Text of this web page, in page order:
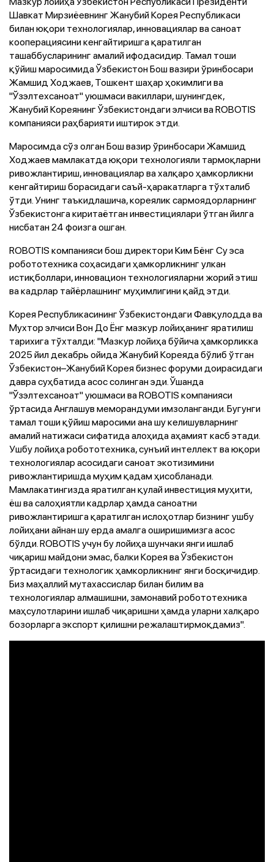
Шавкат Мирзиёевнинг Жанубий Корея Республикаси
билан юқори технологиялар, инновациялар ва саноат
кооперациясини кенгайтиришга қаратилган
ташаббусларининг амалий ифодасидир. Тамал тоши
қўйиш маросимида Ўзбекистон Бош вазири ўринбосари
Жамшид Ходжаев, Тошкент шаҳар ҳокимлиги ва
"Ўзэлтехсаноат" уюшмаси вакиллари, шунингдек,
Жанубий Кореянинг Ўзбекистондаги элчиси ва ROBOTIS
компанияси раҳбарияти иштирок этди.
Маросимда сўз олган Бош вазир ўринбосари Жамшид
Ходжаев мамлакатда юқори технологияли тармоқларни
ривожлантириш, инновациялар ва халқаро ҳамкорликни
кенгайтириш борасидаги саъй-ҳаракатларга тўхталиб
ўтди. Унинг таъкидлашича, кореялик сармоядорларнинг
Ўзбекистонга киритаётган инвестициялари ўтган йилга
нисбатан 24 фоизга ошган.
ROBOTIS компанияси бош директори Ким Бёнг Су эса
робототехника соҳасидаги ҳамкорликнинг улкан
истиқболлари, инновацион технологияларни жорий этиш
ва кадрлар тайёрлашнинг муҳимлигини қайд этди.
Корея Республикасининг Ўзбекистондаги Фавқулодда ва
Мухтор элчиси Вон До Ёнг мазкур лойиҳанинг яратилиш
тарихига тўхталди: "Мазкур лойиҳа бўйича ҳамкорликка
2025 йил декабрь ойида Жанубий Кореяда бўлиб ўтган
Ўзбекистон–Жанубий Корея бизнес форуми доирасидаги
давра суҳбатида асос солинган эди. Ўшанда
"Ўзэлтехсаноат" уюшмаси ва ROBOTIS компанияси
ўртасида Англашув меморандуми имзоланганди. Бугунги
тамал тоши қўйиш маросими ана шу келишувларнинг
амалий натижаси сифатида алоҳида аҳамият касб этади.
Ушбу лойиҳа робототехника, сунъий интеллект ва юқори
технологиялар асосидаги саноат экотизимини
ривожлантиришда муҳим қадам ҳисобланади.
Мамлакатингизда яратилган қулай инвестиция муҳити,
ёш ва салоҳиятли кадрлар ҳамда саноатни
ривожлантиришга қаратилган ислоҳотлар бизнинг ушбу
лойиҳани айнан шу ерда амалга оширишимизга асос
бўлди. ROBOTIS учун бу лойиҳа шунчаки янги ишлаб
чиқариш майдони эмас, балки Корея ва Ўзбекистон
ўртасидаги технологик ҳамкорликнинг янги босқичидир.
Биз маҳаллий мутахассислар билан билим ва
технологиялар алмашишни, замонавий робототехника
маҳсулотларини ишлаб чиқаришни ҳамда уларни халқаро
бозорларга экспорт қилишни режалаштирмоқдамиз".